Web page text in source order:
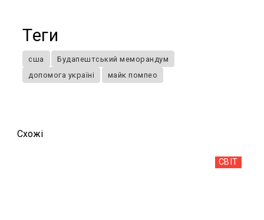
Теги
сша
Будапештський меморандум
допомога україні
майк помпео
Схожi
СВІТ